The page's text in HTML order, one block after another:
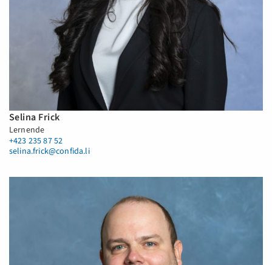
Selina Frick
Lernende
+423 235 87 52
selina.frick@confida.li